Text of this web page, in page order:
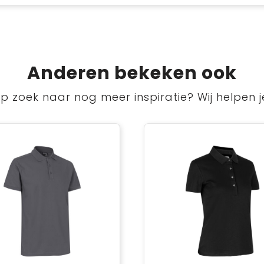
Anderen bekeken ook
zoek naar nog meer inspiratie? Wij helpen